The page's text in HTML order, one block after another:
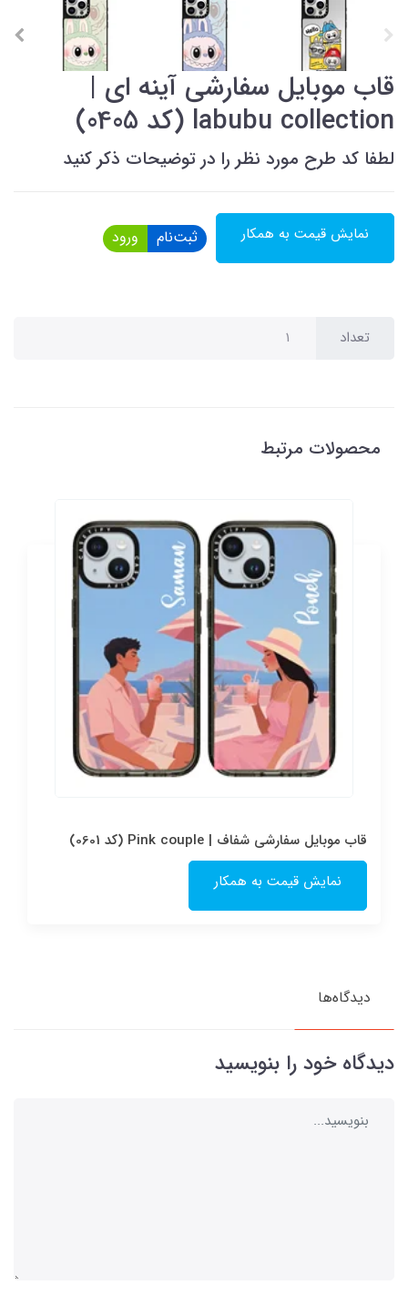
قاب موبایل سفارشی آینه ای |
labubu collection (کد 0405)
لطفا کد طرح مورد نظر را در توضیحات ذکر کنید
نمایش قیمت به همکار ثبت‌نام ورود
تعداد
محصولات مرتبط
قاب موبایل سفارشی شفاف | Pink couple (کد 0601)
نمایش قیمت به همکار
دیدگاه‌ها
دیدگاه خود را بنویسید